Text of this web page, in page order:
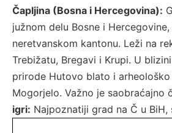
Čapljina (Bosna i Hercegovina):
južnom delu Bosne i
neretvanskom kantonu. Leži na
Trebižatu, Bregavi i Krupi. U
prirode Hutovo blato i
Mogorjelo. Važno je saobraćajno
igri: Najpoznatiji grad na Č u BiH,